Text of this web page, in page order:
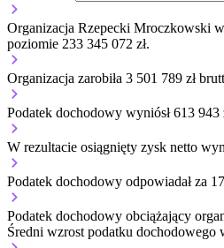
Organizacja Rzepecki Mroczkowski
poziomie 233 345 072 zł.
Organizacja zarobiła 3 501 789 zł
Podatek dochodowy wyniósł 613 943
W rezultacie osiągnięty zysk netto
Podatek dochodowy odpowiadał za
Podatek dochodowy obciążający
Średni wzrost podatku dochodowego